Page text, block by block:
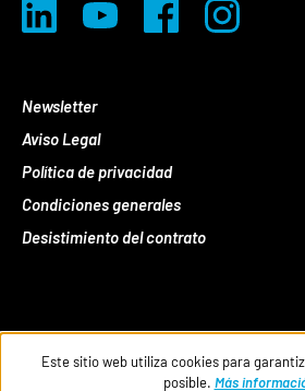
Newsletter
Aviso Legal
Política de privacidad
Condiciones generales
Desistimiento del contrato
Este sitio web utiliza cookies para
posible. Más